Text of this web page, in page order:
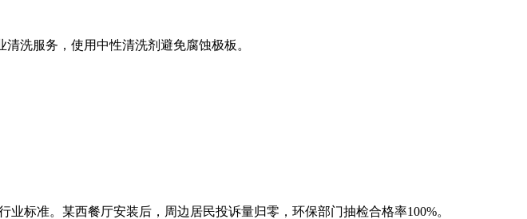
洗服务，使用中性清洗剂避免腐蚀极板。
标准。某西餐厅安装后，周边居民投诉量归零，环保部门抽检合格率100%。